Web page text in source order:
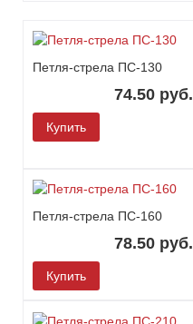
Петля-стрела ПС-130
74.50 руб.
Купить
Петля-стрела ПС-160
78.50 руб.
Купить